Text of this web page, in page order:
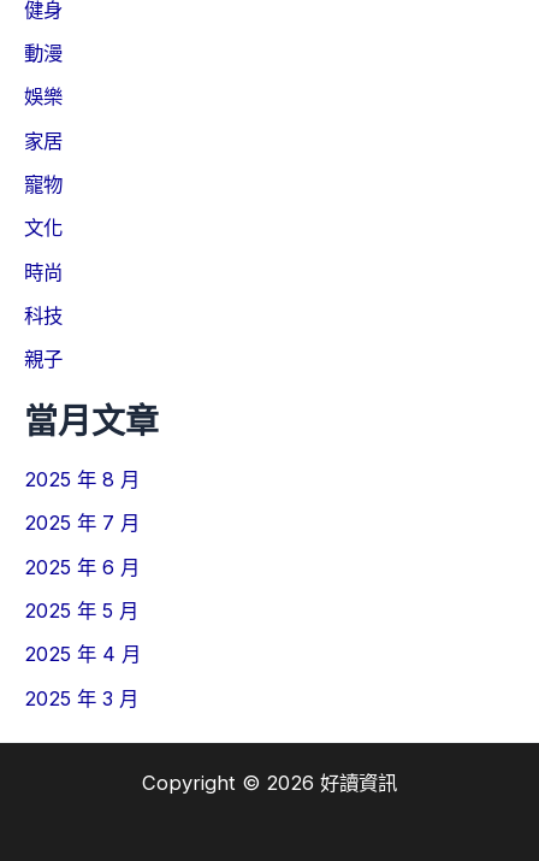
健身
動漫
娛樂
家居
寵物
文化
時尚
科技
親子
當月文章
2025 年 8 月
2025 年 7 月
2025 年 6 月
2025 年 5 月
2025 年 4 月
2025 年 3 月
Copyright © 2026 好讀資訊